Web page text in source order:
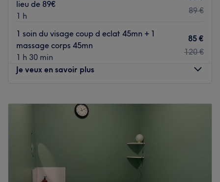
lieu de 89€
1 h
89 €
1 soin du visage coup d eclat 45mn + 1
massage corps 45mn
1 h 30 min
85 €
120 €
Je veux en savoir plus
Jeudi
Samedi
Dimanche